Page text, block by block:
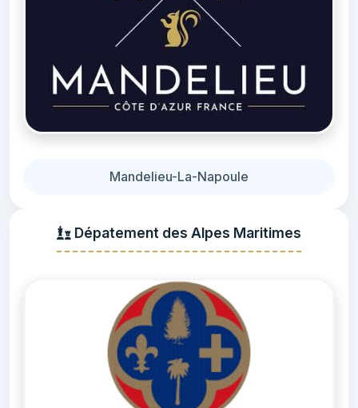
Mandelieu-La-Napoule
Dépatement des Alpes Maritimes